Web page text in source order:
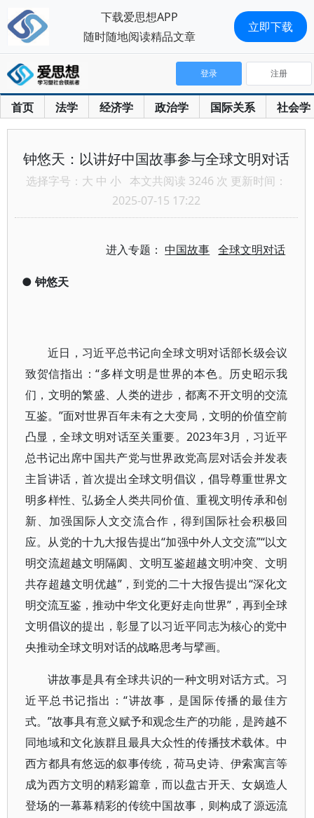
首页 法学 经济学 政治学 国际关系 社会学
登录 注册
钟悠天：以讲好中国故事参与全球文明对话
选择字号： 大 中 小 本文共阅读 3246 次 更新时间：
2025-07-15 17:22
进入专题：中国故事 全球文明对话
● 钟悠天
近日，习近平总书记向全球文明对话部长级会议
致贺信指出：“多样文明是世界的本色。历史昭示我
们，文明的繁盛、人类的进步，都离不开文明的交流
互鉴。”面对世界百年未有之大变局，文明的价值空前
凸显，全球文明对话至关重要。2023年3月，习近平
总书记出席中国共产党与世界政党高层对话会并发表
主旨讲话，首次提出全球文明倡议，倡导尊重世界文
明多样性、弘扬全人类共同价值、重视文明传承和创
新、加强国际人文交流合作，得到国际社会积极回
应。从党的十九大报告提出“加强中外人文交流”“以文
明交流超越文明隔阂、文明互鉴超越文明冲突、文明
共存超越文明优越”，到党的二十大报告提出“深化文
明交流互鉴，推动中华文化更好走向世界”，再到全球
文明倡议的提出，彰显了以习近平同志为核心的党中
央推动全球文明对话的战略思考与擘画。
讲故事是具有全球共识的一种文明对话方式。习
近平总书记指出：“讲故事，是国际传播的最佳方
式。”故事具有意义赋予和观念生产的功能，是跨越不
同地域和文化族群且最具大众性的传播技术载体。中
西方都具有悠远的叙事传统，荷马史诗、伊索寓言等
成为西方文明的精彩篇章，而以盘古开天、女娲造人
登场的一幕幕精彩的传统中国故事，则构成了源远流
下载爱思想APP
随时随地阅读精品文章
立即下载